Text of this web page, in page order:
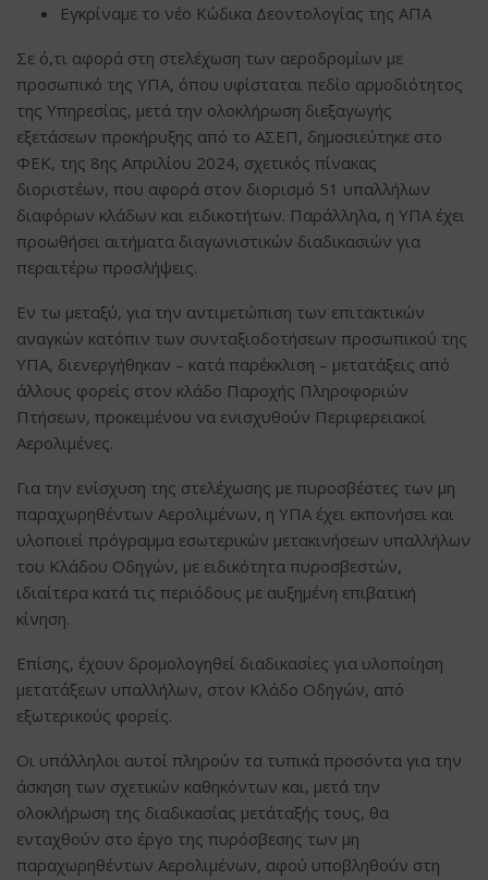
Εγκρίναμε το νέο Κώδικα Δεοντολογίας της ΑΠΑ
Σε ό,τι αφορά στη στελέχωση των αεροδρομίων με
προσωπικό της ΥΠΑ, όπου υφίσταται πεδίο αρμοδιότητος
της Υπηρεσίας, μετά την ολοκλήρωση διεξαγωγής
εξετάσεων προκήρυξης από το ΑΣΕΠ, δημοσιεύτηκε στο
ΦΕΚ, της 8ης Απριλίου 2024, σχετικός πίνακας
διοριστέων, που αφορά στον διορισμό 51 υπαλλήλων
διαφόρων κλάδων και ειδικοτήτων. Παράλληλα, η ΥΠΑ έχει
προωθήσει αιτήματα διαγωνιστικών διαδικασιών για
περαιτέρω προσλήψεις.
Εν τω μεταξύ, για την αντιμετώπιση των επιτακτικών
αναγκών κατόπιν των συνταξιοδοτήσεων προσωπικού της
ΥΠΑ, διενεργήθηκαν – κατά παρέκκλιση – μετατάξεις από
άλλους φορείς στον κλάδο Παροχής Πληροφοριών
Πτήσεων, προκειμένου να ενισχυθούν Περιφερειακοί
Αερολιμένες.
Για την ενίσχυση της στελέχωσης με πυροσβέστες των μη
παραχωρηθέντων Αερολιμένων, η ΥΠΑ έχει εκπονήσει και
υλοποιεί πρόγραμμα εσωτερικών μετακινήσεων υπαλλήλων
του Κλάδου Οδηγών, με ειδικότητα πυροσβεστών,
ιδιαίτερα κατά τις περιόδους με αυξημένη επιβατική
κίνηση.
Επίσης, έχουν δρομολογηθεί διαδικασίες για υλοποίηση
μετατάξεων υπαλλήλων, στον Κλάδο Οδηγών, από
εξωτερικούς φορείς.
Οι υπάλληλοι αυτοί πληρούν τα τυπικά προσόντα για την
άσκηση των σχετικών καθηκόντων και, μετά την
ολοκλήρωση της διαδικασίας μετάταξής τους, θα
ενταχθούν στο έργο της πυρόσβεσης των μη
παραχωρηθέντων Αερολιμένων, αφού υποβληθούν στη